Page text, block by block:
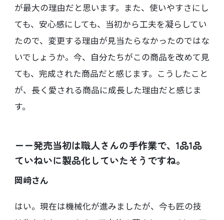
が最大の理由だと思います。また、使いやすさにし
ても、安心感にしても、当初から工夫を凝らしてい
たので、変更する理由が見当たらなかったのではな
いでしょうか。今、自分たちがこの商品を改めて見
ても、完成された商品だと感じます。こうしたこと
が、長く愛される商品に成長した理由だと感じま
す。
ーー発売当初は職人さんの手作業で、1品1品
ていねいに製品化していたそうですね。
岡﨑さん
はい。現在は機械化が進みましたが、今も匠の技